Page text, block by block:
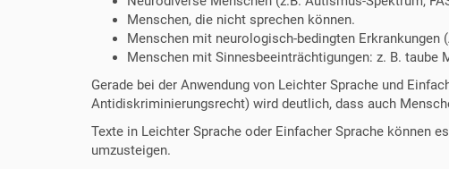
Menschen, die nicht sprechen können.
Menschen mit neurologisch-bedingten Erkrankungen
Menschen mit Sinnesbeeinträchtigungen: z. B. taube
Gerade bei der Anwendung von Leichter Sprache und
Antidiskriminierungsrecht) wird deutlich, dass auch
Texte in Leichter Sprache oder Einfacher Sprache können
umzusteigen.